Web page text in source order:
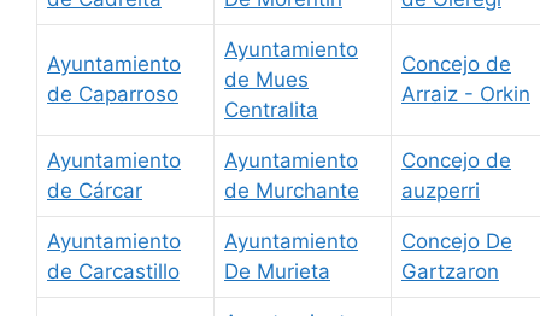
Ayuntamiento
de Caparroso
Ayuntamiento
de Mues
Centralita
Concejo de
Arraiz - Orkin
Ayuntamiento
de Cárcar
Ayuntamiento
de Murchante
Concejo de
auzperri
Ayuntamiento
de Carcastillo
Ayuntamiento
De Murieta
Concejo De
Gartzaron